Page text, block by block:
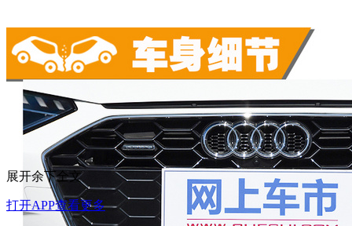
展开余下全文
打开APP查看更多